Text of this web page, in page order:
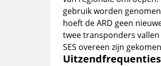
gebruik worden
hoeft de ARD geen
twee transponders
SES overeen zijn